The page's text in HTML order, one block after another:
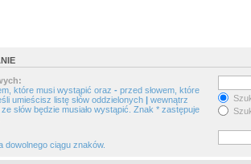
które musi wystąpić oraz - przed słowem, które
umieścisz listę słów oddzielonych | wewnątrz
słów będzie musiało wystąpić. Znak * zastępuje
dowolnego ciągu znaków.